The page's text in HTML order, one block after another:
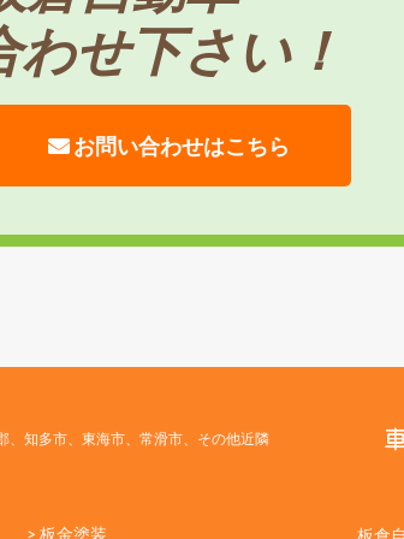
せ下さい！
お問い合わせはこちら
、知多市、東海市、常滑市、その他近隣
> 板金塗装 板倉